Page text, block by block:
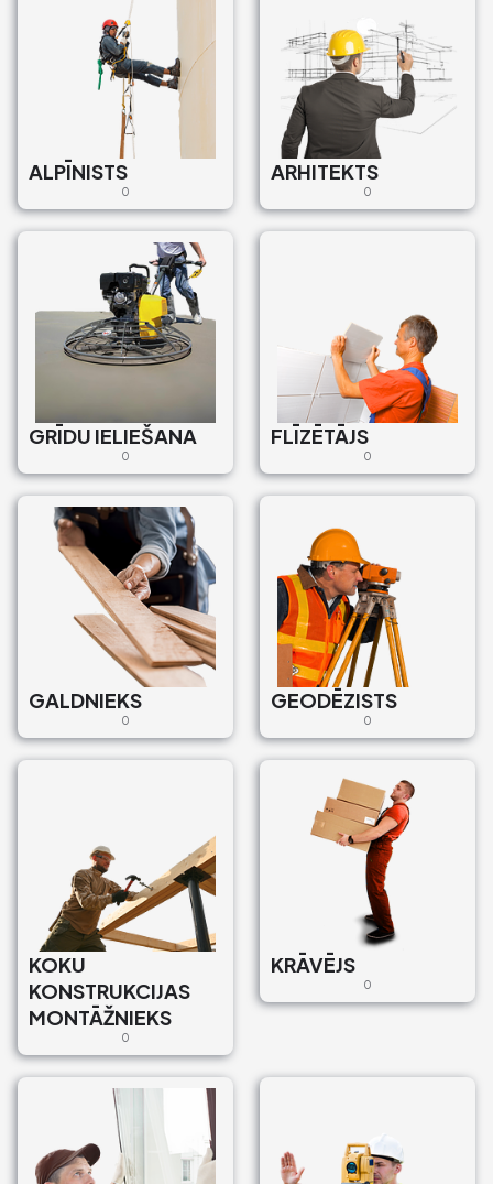
ALPĪNISTS
0
ARHITEKTS
0
GRĪDU IELIEŠANA
0
FLĪZĒTĀJS
0
GALDNIEKS
0
GEODĒZISTS
0
KOKU
KONSTRUKCIJAS
MONTĀŽNIEKS
0
KRĀVĒJS
0